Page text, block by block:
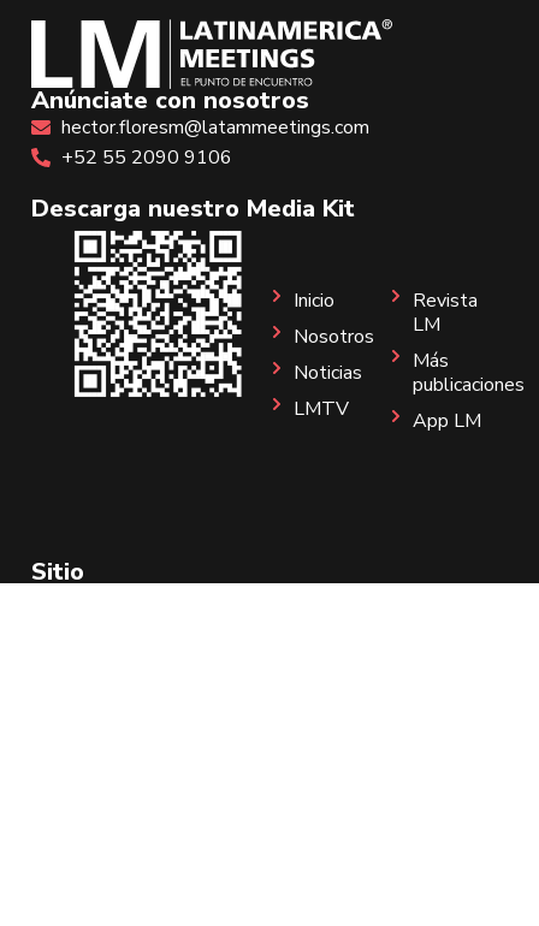
Anúnciate con nosotros
hector.floresm@latammeetings.com
+52 55 2090 9106
Descarga nuestro Media Kit
Sitio
Inicio
Nosotros
Noticias
LMTV
Revista
LM
Más
publicaciones
App LM